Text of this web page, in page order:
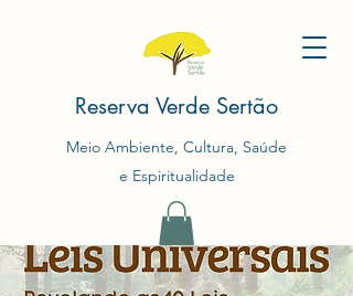
Reserva Verde Sertão
Meio Ambiente, Cultura, Saúde
e Espiritualidade